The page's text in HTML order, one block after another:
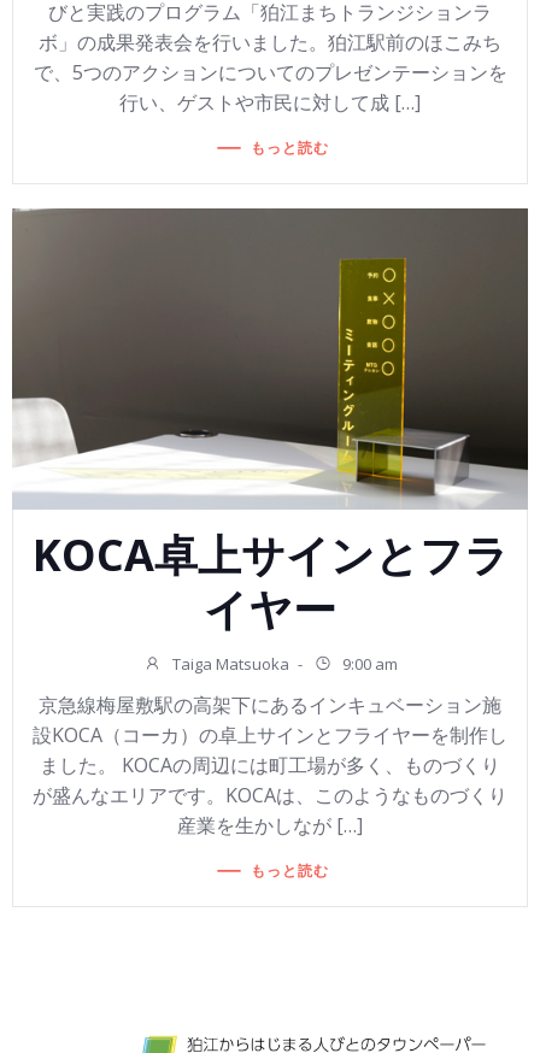
びと実践のプログラム「狛江まちトランジションラ
ボ」の成果発表会を行いました。狛江駅前のほこみち
で、5つのアクションについてのプレゼンテーションを
行い、ゲストや市民に対して成 […]
もっと読む
KOCA卓上サインとフラ
イヤー
Taiga Matsuoka - 9:00 am
京急線梅屋敷駅の高架下にあるインキュベーション施
設KOCA（コーカ）の卓上サインとフライヤーを制作し
ました。 KOCAの周辺には町工場が多く、ものづくり
が盛んなエリアです。KOCAは、このようなものづくり
産業を生かしなが […]
もっと読む